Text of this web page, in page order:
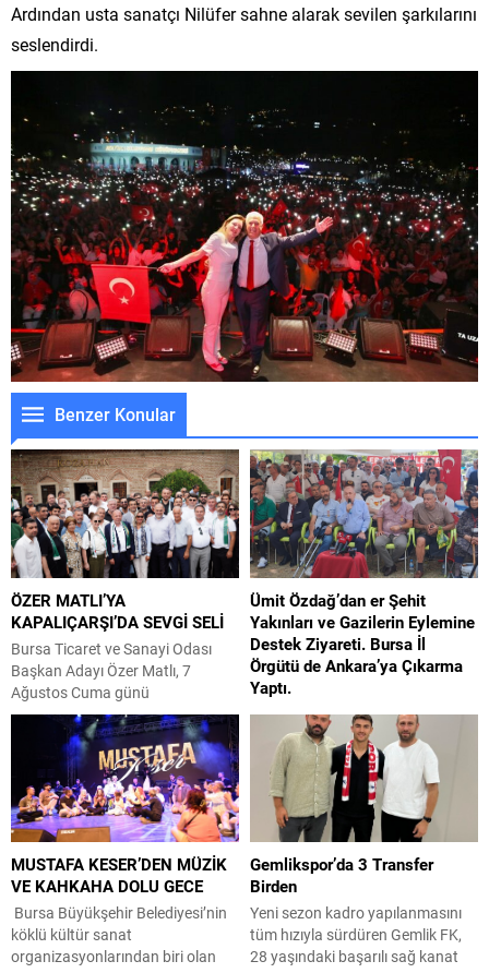
Ardından usta sanatçı Nilüfer sahne alarak sevilen şarkılarını
seslendirdi.
Benzer Konular
ÖZER MATLI’YA
KAPALIÇARŞI’DA SEVGİ SELİ
Bursa Ticaret ve Sanayi Odası
Başkan Adayı Özer Matlı, 7
Ağustos Cuma günü
gerçekleştirdiği program
kapsamında BTSO’nun kurucusu
Osman Fevzi Efendi’yi kabri
başında andı, Ulu Cami’de cuma
namazına katıldı ve Kapalıçarşı
esnafı ile buluştu. Bursa Ticaret
ve Sanayi Odası Başkan Adayı
Özer Matlı ve beraberindeki heyet
çalışmalarını Bursa’nın tarihine,
değerlerine...
Ümit Özdağ’dan er Şehit
Yakınları ve Gazilerin Eylemine
Destek Ziyareti. Bursa İl
Örgütü de Ankara’ya Çıkarma
Yaptı.
Zafer Partisi Genel Başkanı Ümit
Özdağ, Güvenpark’ta eşit özlük
hakları talebiyle açlık grevi yapan
er şehit aileleri ve gazileri ziyaret
etti. Özdağ, “Nasıl birinci açılım
süreci doğru değildiyse,
sonuçlarını ağır bir şekilde
ödediysek, jandarma ve polis özel
harekattaki kardeşlerimiz 743
şehit verdilerse, şimdi yine yanlış
bir iş yapılıyor” dedi. Zafer...
MUSTAFA KESER’DEN MÜZİK
VE KAHKAHA DOLU GECE
Bursa Büyükşehir Belediyesi’nin
köklü kültür sanat
organizasyonlarından biri olan
Gemlikspor’da 3 Transfer
Birden
Yeni sezon kadro yapılanmasını
tüm hızıyla sürdüren Gemlik FK,
28 yaşındaki başarılı sağ kanat